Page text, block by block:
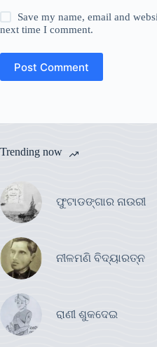
Save my name, email and
next time I comment.
Post Comment
Trending now
ଫୁଟାଡଙ୍ଗାର ନାଉରୀ
ନୀଳମଣି ବିଦ୍ୟାରତ୍ନ
ରାଣୀ ଶୁକଦେଇ